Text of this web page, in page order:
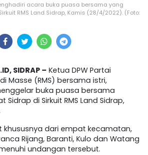
acara buka puasa bersama yang
RMS Land Sidrap, Kamis (28/4/2022). (Foto:
SIDRAP – Ketua DPW Partai
Masse (RMS) bersama istri,
buka puasa bersama
di Sirkuit RMS Land Sidrap,
khususnya dari empat kecamatan,
Rijang, Baranti, Kulo dan Watang
undangan tersebut.